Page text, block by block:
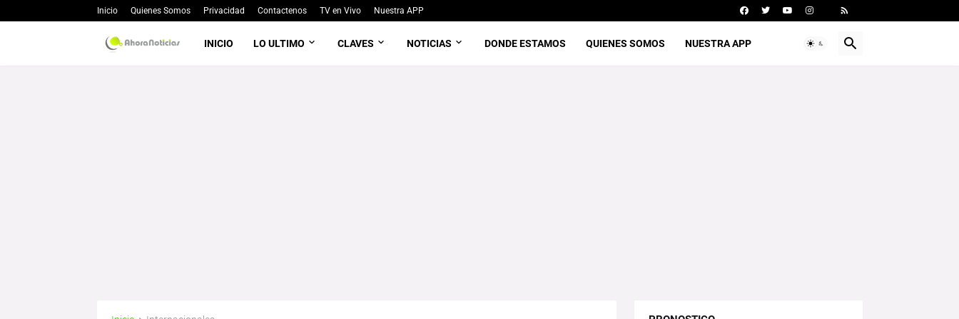
Inicio Quienes Somos Privacidad Contactenos TV en Vivo Nuestra APP
INICIO LO ULTIMO CLAVES NOTICIAS DONDE ESTAMOS QUIENES SOMOS NUESTRA APP